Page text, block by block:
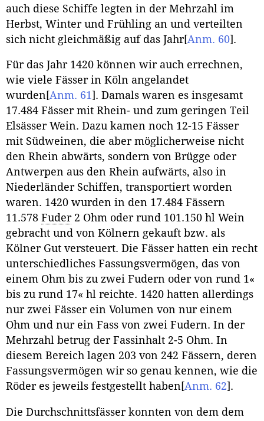
auch diese Schiffe legten in der Mehrzahl im
Herbst, Winter und Frühling an und verteilten
sich nicht gleichmäßig auf das Jahr[Anm. 60] .
Für das Jahr 1420 können wir auch errechnen,
wie viele Fässer in Köln angelandet
wurden [Anm. 61] . Damals waren es insgesamt
17.484 Fässer mit Rhein- und zum geringen Teil
Elsässer Wein. Dazu kamen noch 12-15 Fässer
mit Südweinen, die aber möglicherweise nicht
den Rhein abwärts, sondern von Brügge oder
Antwerpen aus den Rhein aufwärts, also in
Niederländer Schiffen, transportiert worden
waren. 1420 wurden in den 17.484 Fässern
11.578 Fuder2 Ohm oder rund 101.150 hl Wein
gebracht und von Kölnern gekauft bzw. als
Kölner Gut versteuert. Die Fässer hatten ein recht
unterschiedliches Fassungsvermögen, das von
einem Ohm bis zu zwei Fudern oder von rund 1«
bis zu rund 17« hl reichte. 1420 hatten allerdings
nur zwei Fässer ein Volumen von nur einem
Ohm und nur ein Fass von zwei Fudern. In der
Mehrzahl betrug der Fassinhalt 2-5 Ohm. In
diesem Bereich lagen 203 von 242 Fässern, deren
Fassungsvermögen wir so genau kennen, wie die
Röder es jeweils festgestellt haben [Anm. 62] .
Die Durchschnittsfässer konnten von dem dem